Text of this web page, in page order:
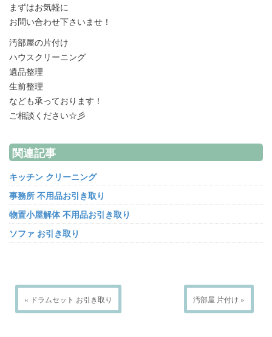
まずはお気軽に
お問い合わせ下さいませ！
汚部屋の片付け
ハウスクリーニング
遺品整理
生前整理
なども承っております！
ご相談ください☆彡
関連記事
キッチン クリーニング
事務所 不用品お引き取り
物置小屋解体 不用品お引き取り
ソファ お引き取り
« ドラムセット お引き取り 汚部屋 片付け »